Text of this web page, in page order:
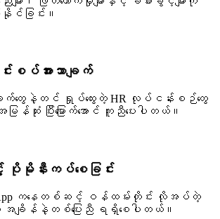
င်ခြင်း။
းစပ်အားသာချက်
ျက်တွေနဲ့တင် ရှုပ်ထွေးတဲ့ HR လုပ်ငန်းစဉ်တွေ
ြန်ဆုံး ပြီးမြောက်အောင် ကူညီပေးပါတယ်။
ပိုမိုနီးကပ်စေခြင်း
App ကနေတစ်ဆင့် ဝန်ထမ်းတိုင်း လိုအပ်တဲ့
ချိန်နဲ့တစ်ပြေးညီ ရရှိစေပါတယ်။